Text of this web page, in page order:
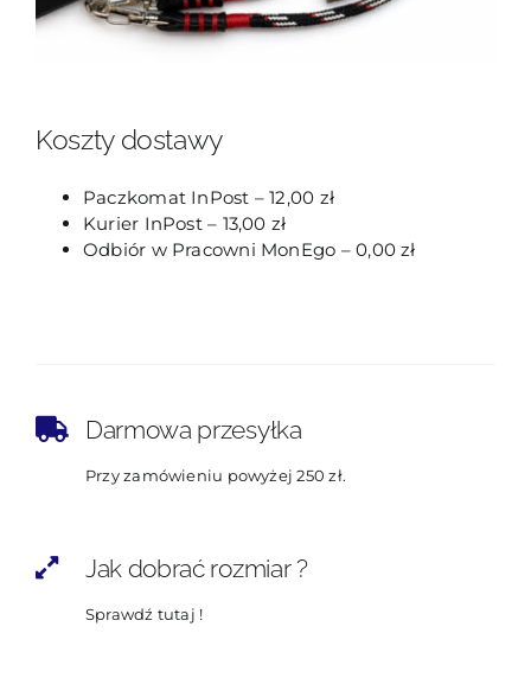
Koszty dostawy
Paczkomat InPost – 12,00 zł
Kurier InPost – 13,00 zł
Odbiór w Pracowni MonEgo – 0,00 zł
Darmowa przesyłka
Przy zamówieniu powyżej 250 zł.
Jak dobrać rozmiar ?
Sprawdź tutaj !